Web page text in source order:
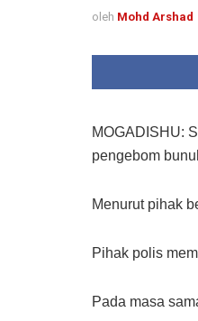
oleh Mohd Arshad
MOGADISHU:
pengebom
Menurut pihak
Pihak polis
Pada masa